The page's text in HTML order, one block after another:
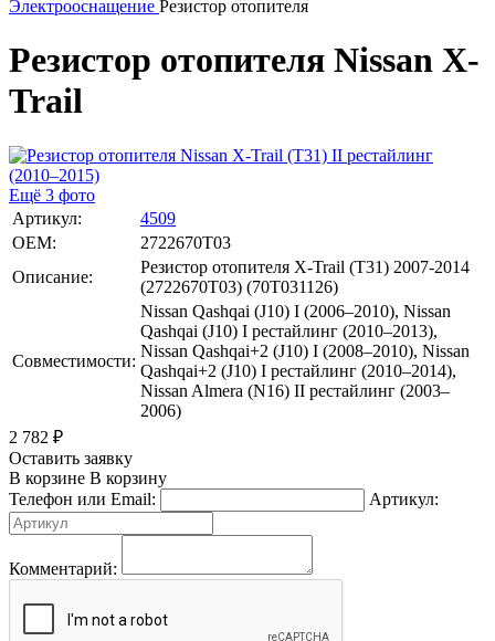
Электрооснащение Резистор отопителя
Резистор отопителя Nissan X-
Trail
Ещё 3 фото
Артикул:
4509
OEM:
2722670T03
Описание:
Резистор отопителя X-Trail (T31) 2007-2014
(2722670T03) (70T031126)
Совместимости:
Nissan Qashqai (J10) I (2006–2010), Nissan
Qashqai (J10) I рестайлинг (2010–2013),
Nissan Qashqai+2 (J10) I (2008–2010), Nissan
Qashqai+2 (J10) I рестайлинг (2010–2014),
Nissan Almera (N16) II рестайлинг (2003–
2006)
2 782 ₽
Оставить заявку
В корзине В корзину
Телефон или Email:
Артикул:
Комментарий: